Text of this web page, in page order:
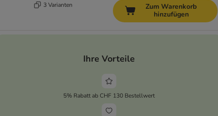
3 Varianten
Zum Warenkorb
hinzufügen
Ihre Vorteile
5% Rabatt ab CHF 130 Bestellwert